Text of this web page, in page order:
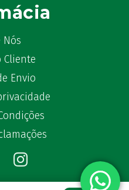
Nós
Cliente
Envio